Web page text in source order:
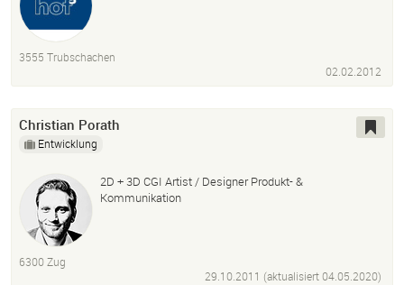
3555 Trubschachen
02.02.2012
Christian Porath
Entwicklung
2D + 3D CGI Artist / Designer Produkt- &
Kommunikation
6300 Zug
29.10.2011 (aktualisiert04.05.2020)